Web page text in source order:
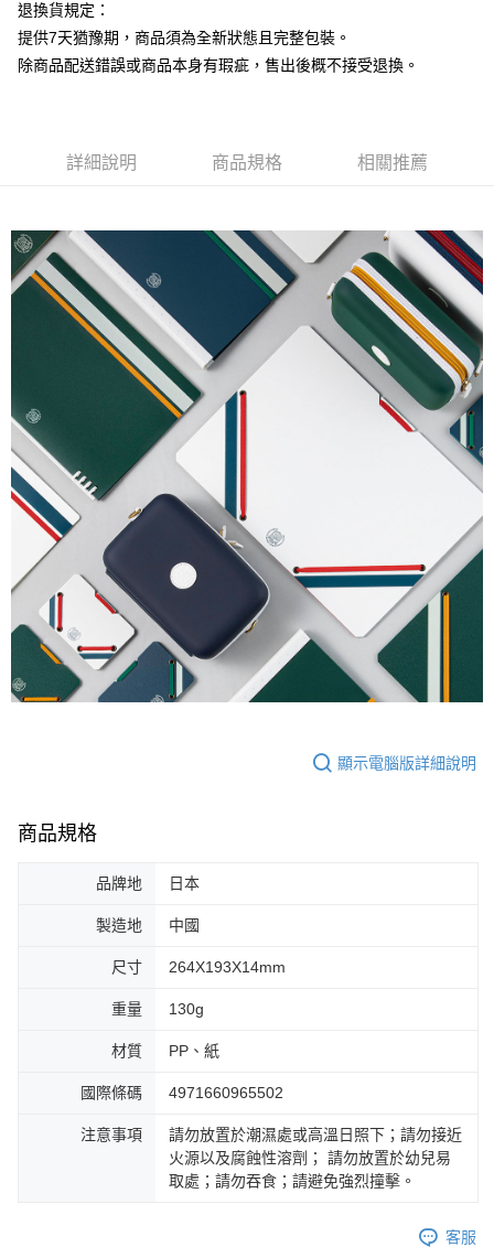
退換貨規定：
提供7天猶豫期，商品須為全新狀態且完整包裝。
除商品配送錯誤或商品本身有瑕疵，售出後概不接受退換。
詳細說明 商品規格 相關推薦
顯示電腦版詳細說明
商品規格
品牌地 日本
製造地 中國
尺寸 264X193X14mm
重量 130g
材質 PP、紙
國際條碼 4971660965502
注意事項
請勿放置於潮濕處或高溫日照下；請勿接近
火源以及腐蝕性溶劑； 請勿放置於幼兒易
取處；請勿吞食；請避免強烈撞擊。
客服